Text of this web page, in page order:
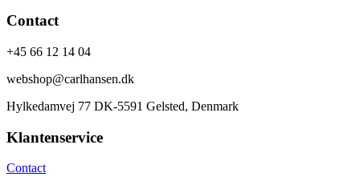
Contact
+45 66 12 14 04
webshop@carlhansen.dk
Hylkedamvej 77 DK-5591 Gelsted, Denmark
Klantenservice
Contact